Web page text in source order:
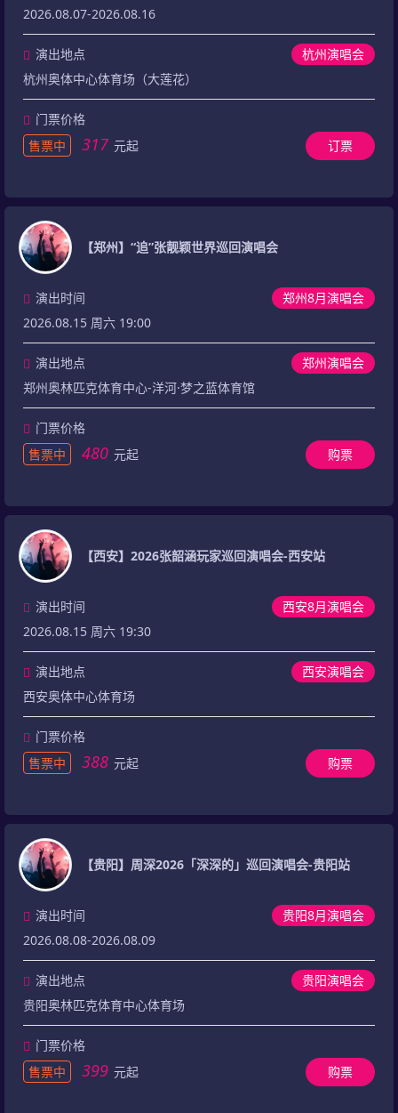
2026.08.07-2026.08.16
演出地点
杭州演唱会
杭州奥体中心体育场（大莲花）
门票价格
售票中
317 元起 订票
【郑州】“追”张靓颖世界巡回演唱会
郑州8月演唱会
演出时间
2026.08.15 周六 19:00
演出地点
郑州演唱会
郑州奥林匹克体育中心-洋河·梦之蓝体育馆
门票价格
售票中
480 元起 购票
【西安】2026张韶涵玩家巡回演唱会-西安站
西安8月演唱会
演出时间
2026.08.15 周六 19:30
演出地点
西安演唱会
西安奥体中心体育场
门票价格
售票中
388 元起 购票
【贵阳】周深2026「深深的」巡回演唱会-贵阳站
贵阳8月演唱会
演出时间
2026.08.08-2026.08.09
演出地点
贵阳演唱会
贵阳奥林匹克体育中心体育场
门票价格
售票中
399 元起 购票